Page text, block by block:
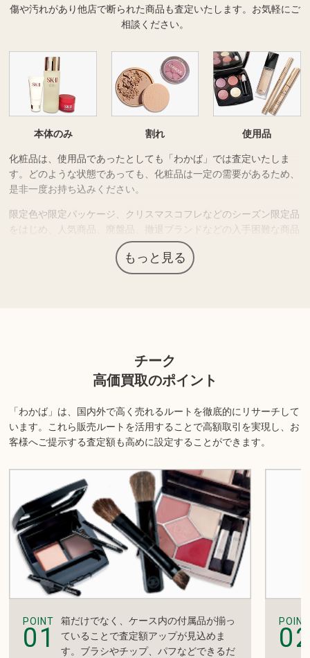
傷や汚れがあり他店で断られた商品も査定いたします。 お気軽にご
相談ください。
本体のみ 割れ 使用品
化粧品は、使用品であったとしても「わかば」では査定いたしま
す。どのような状態であっても、化粧品は一定の需要があるため、
是非一度お持ち込みください。
限定色や限定パッケージ、クリスマスコフレなどのシーズン限定品
をはじめ、人気商品、廃盤品、撤退ブランドなどの入手困難な商品
は需要が高く、高価買取につながる場合があります。
「想像していた使用感ではなかった」「肌に合わなかった」などで
商品の状態や内容によっては、お買取できない場合がございま
す。詳しくは店舗までお問い合わせください。
もっと見る
チーク
高価買取のポイント
「わかば」は、国内外で高く売れるルートを徹底的にリサーチして
います。 これら販売ルートを活用することで高額取引を実現し、お
客様へご提示する査定額も高めに設定することができます。
POINT
01
箱だけでなく、ケース内の付属品が揃っ
ていることで査定額アップが見込めま
す。ブラシやチップ、パフなどできるだ
POINT